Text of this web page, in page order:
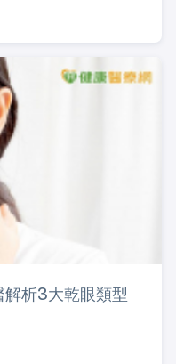
析3大乾眼類型